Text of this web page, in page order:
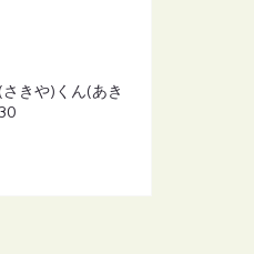
さきや)くん(あき